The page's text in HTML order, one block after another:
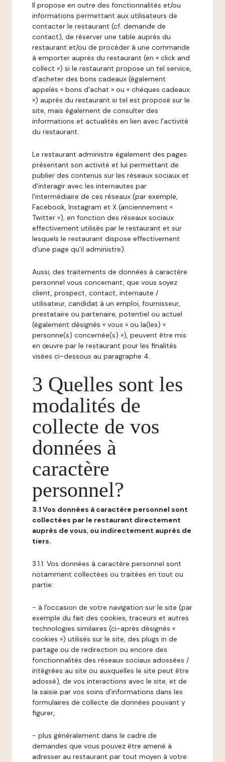
Il propose en outre des fonctionnalités et/ou
informations permettant aux utilisateurs de
contacter le restaurant (cf. demande de
contact), de réserver une table auprès du
restaurant et/ou de procéder à une commande
à emporter auprès du restaurant (en « click and
collect ») si le restaurant propose un tel service,
d'acheter des bons cadeaux (également
appelés « bons d'achat » ou « chèques cadeaux
») auprès du restaurant si tel est proposé sur le
site, mais également de consulter des
informations et actualités en lien avec l'activité
du restaurant.
Le restaurant administre également des pages
présentant son activité et lui permettant de
publier des contenus sur les réseaux sociaux et
d'interagir avec les internautes par
l'intermédiaire de ces réseaux (par exemple,
Facebook, Instagram et X (anciennement «
Twitter »), en fonction des réseaux sociaux
effectivement utilisés par le restaurant et sur
lesquels le restaurant dispose effectivement
d'une page qu'il administre).
Aussi, des traitements de données à caractère
personnel vous concernant, que vous soyez
client, prospect, contact, internaute /
utilisateur, candidat à un emploi, fournisseur,
prestataire ou partenaire, potentiel ou actuel
(également désignés « vous » ou la(les) «
personne(s) concernée(s) »), peuvent être mis
en œuvre par le restaurant pour les finalités
visées ci-dessous au paragraphe 4.
3 Quelles sont les
modalités de
collecte de vos
données à
caractère
personnel?
3.1 Vos données à caractère personnel sont
collectées par le restaurant directement
auprès de vous, ou indirectement auprès de
tiers.
3.1.1. Vos données à caractère personnel sont
notamment collectées ou traitées en tout ou
partie:
- à l'occasion de votre navigation sur le site (par
exemple du fait des cookies, traceurs et autres
technologies similaires (ci-après désignés «
cookies ») utilisés sur le site, des plugs in de
partage ou de redirection ou encore des
fonctionnalités des réseaux sociaux adossées /
intégrées au site ou auxquelles le site peut être
adossé), de vos interactions avec le site, et de
la saisie par vos soins d'informations dans les
formulaires de collecte de données pouvant y
figurer,
- plus généralement dans le cadre de
demandes que vous pouvez être amené à
adresser au restaurant par tout moyen à votre